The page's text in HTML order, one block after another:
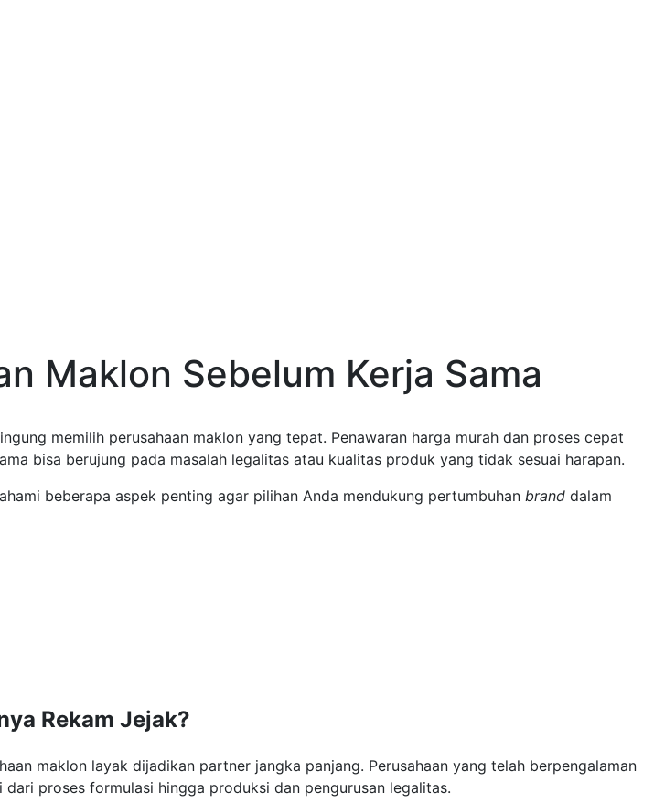
Maklon Sebelum Kerja Sama
memilih perusahaan maklon yang tepat. Penawaran harga murah dan proses cepat
bisa berujung pada masalah legalitas atau kualitas produk yang tidak sesuai harapan.
beberapa aspek penting agar pilihan Anda mendukung pertumbuhan brand dalam
Rekam Jejak?
maklon layak dijadikan partner jangka panjang. Perusahaan yang telah berpengalaman
proses formulasi hingga produksi dan pengurusan legalitas.